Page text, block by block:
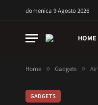
domenica 9 Agosto 2026
HOME
Home » Gadgets »
GADGETS